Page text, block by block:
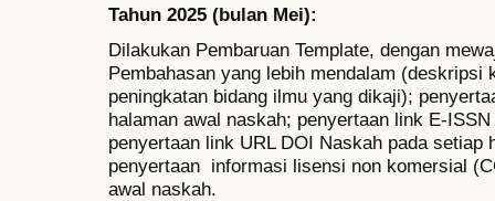
Tahun 2025 (bulan Mei):
Dilakukan Pembaruan Template, dengan
Pembahasan yang lebih mendalam (deskripsi
peningkatan bidang ilmu yang dikaji);
halaman awal naskah; penyertaan link E-
penyertaan link URL DOI Naskah pada setiap
penyertaan informasi lisensi non komersial
awal naskah.